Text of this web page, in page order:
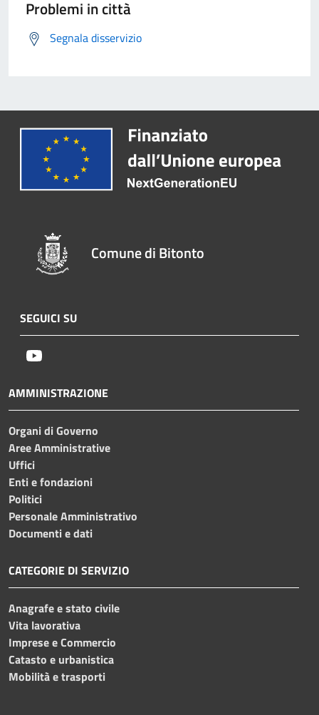
Problemi in città
Segnala disservizio
Comune di Bitonto
SEGUICI SU
AMMINISTRAZIONE
Organi di Governo
Aree Amministrative
Uffici
Enti e fondazioni
Politici
Personale Amministrativo
Documenti e dati
CATEGORIE DI SERVIZIO
Anagrafe e stato civile
Vita lavorativa
Imprese e Commercio
Catasto e urbanistica
Mobilità e trasporti